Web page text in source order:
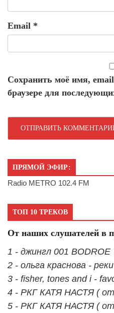
Email *
Сохранить моё имя,
браузере для
ПРЯМОЙ ЭФИР:
Radio METRO 102.4 FM
ТОП 10 ТРЕКОВ
От наших слушателей в
1 - джингл 001 BODROE
2 - ольга краснова - реки
3 - fisher, tones and i -
4 - РКГ КАТЯ НАСТЯ ( от
5 - РКГ КАТЯ НАСТЯ ( от